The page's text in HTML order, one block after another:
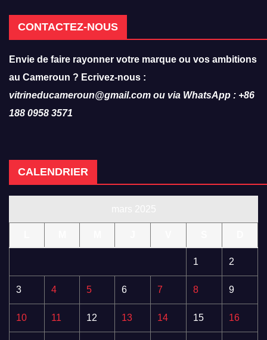
CONTACTEZ-NOUS
Envie de faire rayonner votre marque ou vos ambitions
au Cameroun ? Ecrivez-nous :
vitrineducameroun@gmail.com ou via WhatsApp : +86
188 0958 3571
CALENDRIER
1 2
3 4 5 6 7 8 9
10 11 12 13 14 15 16